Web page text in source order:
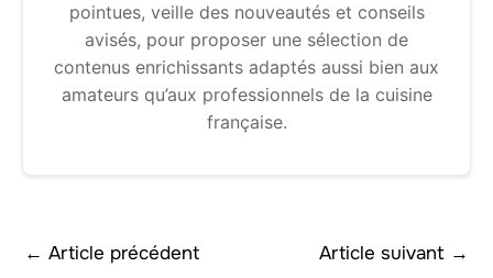
pointues, veille des nouveautés et conseils
avisés, pour proposer une sélection de
contenus enrichissants adaptés aussi bien aux
amateurs qu’aux professionnels de la cuisine
française.
← Article précédent Article suivant →